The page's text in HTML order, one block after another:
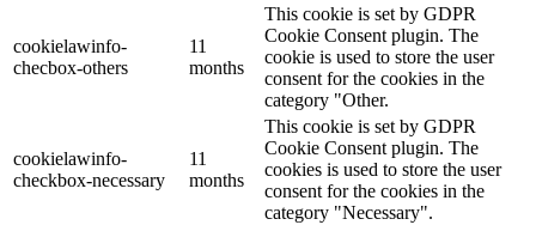
cookielawinfo-
checbox-others
11
months
This cookie is set by GDPR
Cookie Consent plugin. The
cookie is used to store the user
consent for the cookies in the
category "Other.
cookielawinfo-
checkbox-necessary
11
months
This cookie is set by GDPR
Cookie Consent plugin. The
cookies is used to store the user
consent for the cookies in the
category "Necessary".